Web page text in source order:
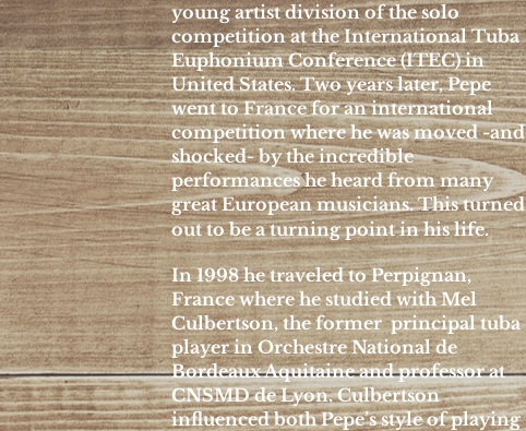
young artist division of the solo
competition at the International Tuba
Euphonium Conference (ITEC) in
United States. Two years later, Pepe
went to France for an international
competition where he was moved -and
shocked- by the incredible
performances he heard from many
great European musicians. This turned
out to be a turning point in his life.
In 1998 he traveled to Perpignan,
France where he studied with Mel
Culbertson, the former principal tuba
player in Orchestre National de
Bordeaux Aquitaine and professor at
CNSMD de Lyon. Culbertson
influenced both Pepe’s style of playing